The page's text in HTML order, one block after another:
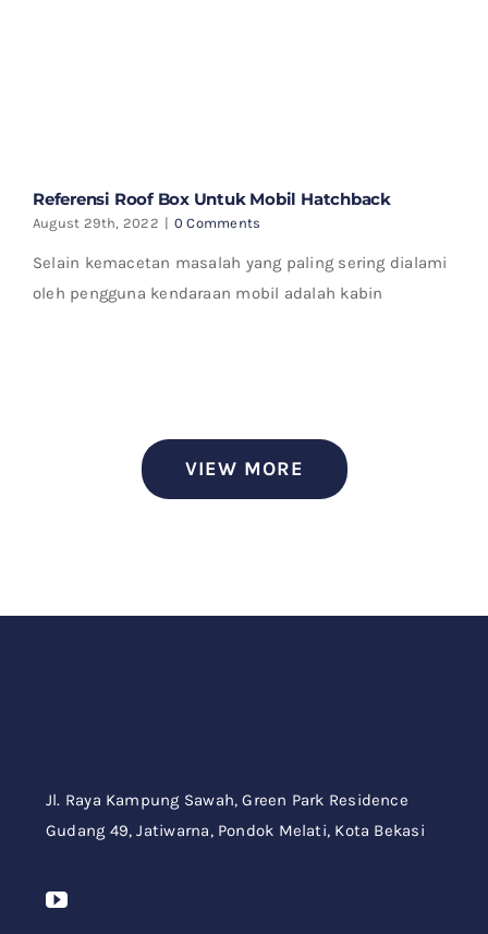
Referensi Roof Box Untuk Mobil Hatchback
August 29th, 2022 | 0 Comments
Selain kemacetan masalah yang paling sering dialami
oleh pengguna kendaraan mobil adalah kabin
VIEW MORE
Jl. Raya Kampung Sawah,Green Park Residence
Gudang 49,Jatiwarna, Pondok Melati, Kota Bekasi